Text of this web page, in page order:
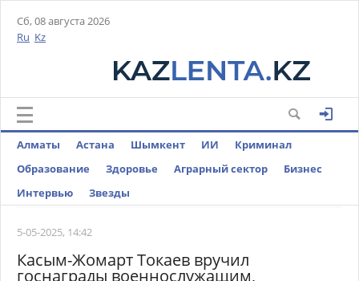
Сб, 08 августа 2026
Ru Kz
Алматы Астана Шымкент ИИ
Криминал
Образование
Здоровье Аграрный сектор
Бизнес
Интервью
Звезды
5-05-2025, 14:42
Касым-Жомарт Токаев вручил
госнаграды военнослужащим,